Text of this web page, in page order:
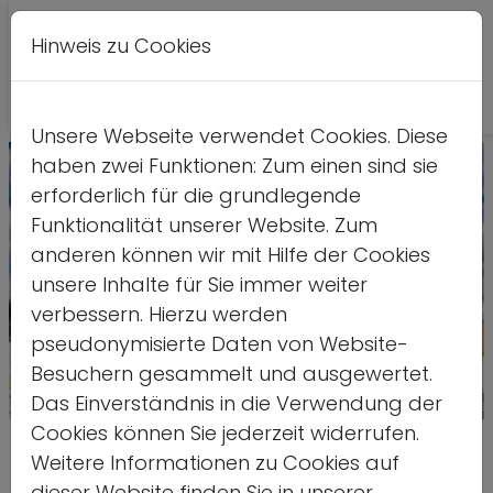
Quelle: LSB NRW/Dennis
75 Jahre dsj: Engagement,
Hinweis zu Cookies
Unsere Webseite verwendet Cookies. Diese
haben zwei Funktionen: Zum einen sind sie
erforderlich für die grundlegende
Funktionalität unserer Website. Zum
anderen können wir mit Hilfe der Cookies
unsere Inhalte für Sie immer weiter
verbessern. Hierzu werden
pseudonymisierte Daten von Website-
Besuchern gesammelt und ausgewertet.
Das Einverständnis in die Verwendung der
Cookies können Sie jederzeit widerrufen.
Weitere Informationen zu Cookies auf